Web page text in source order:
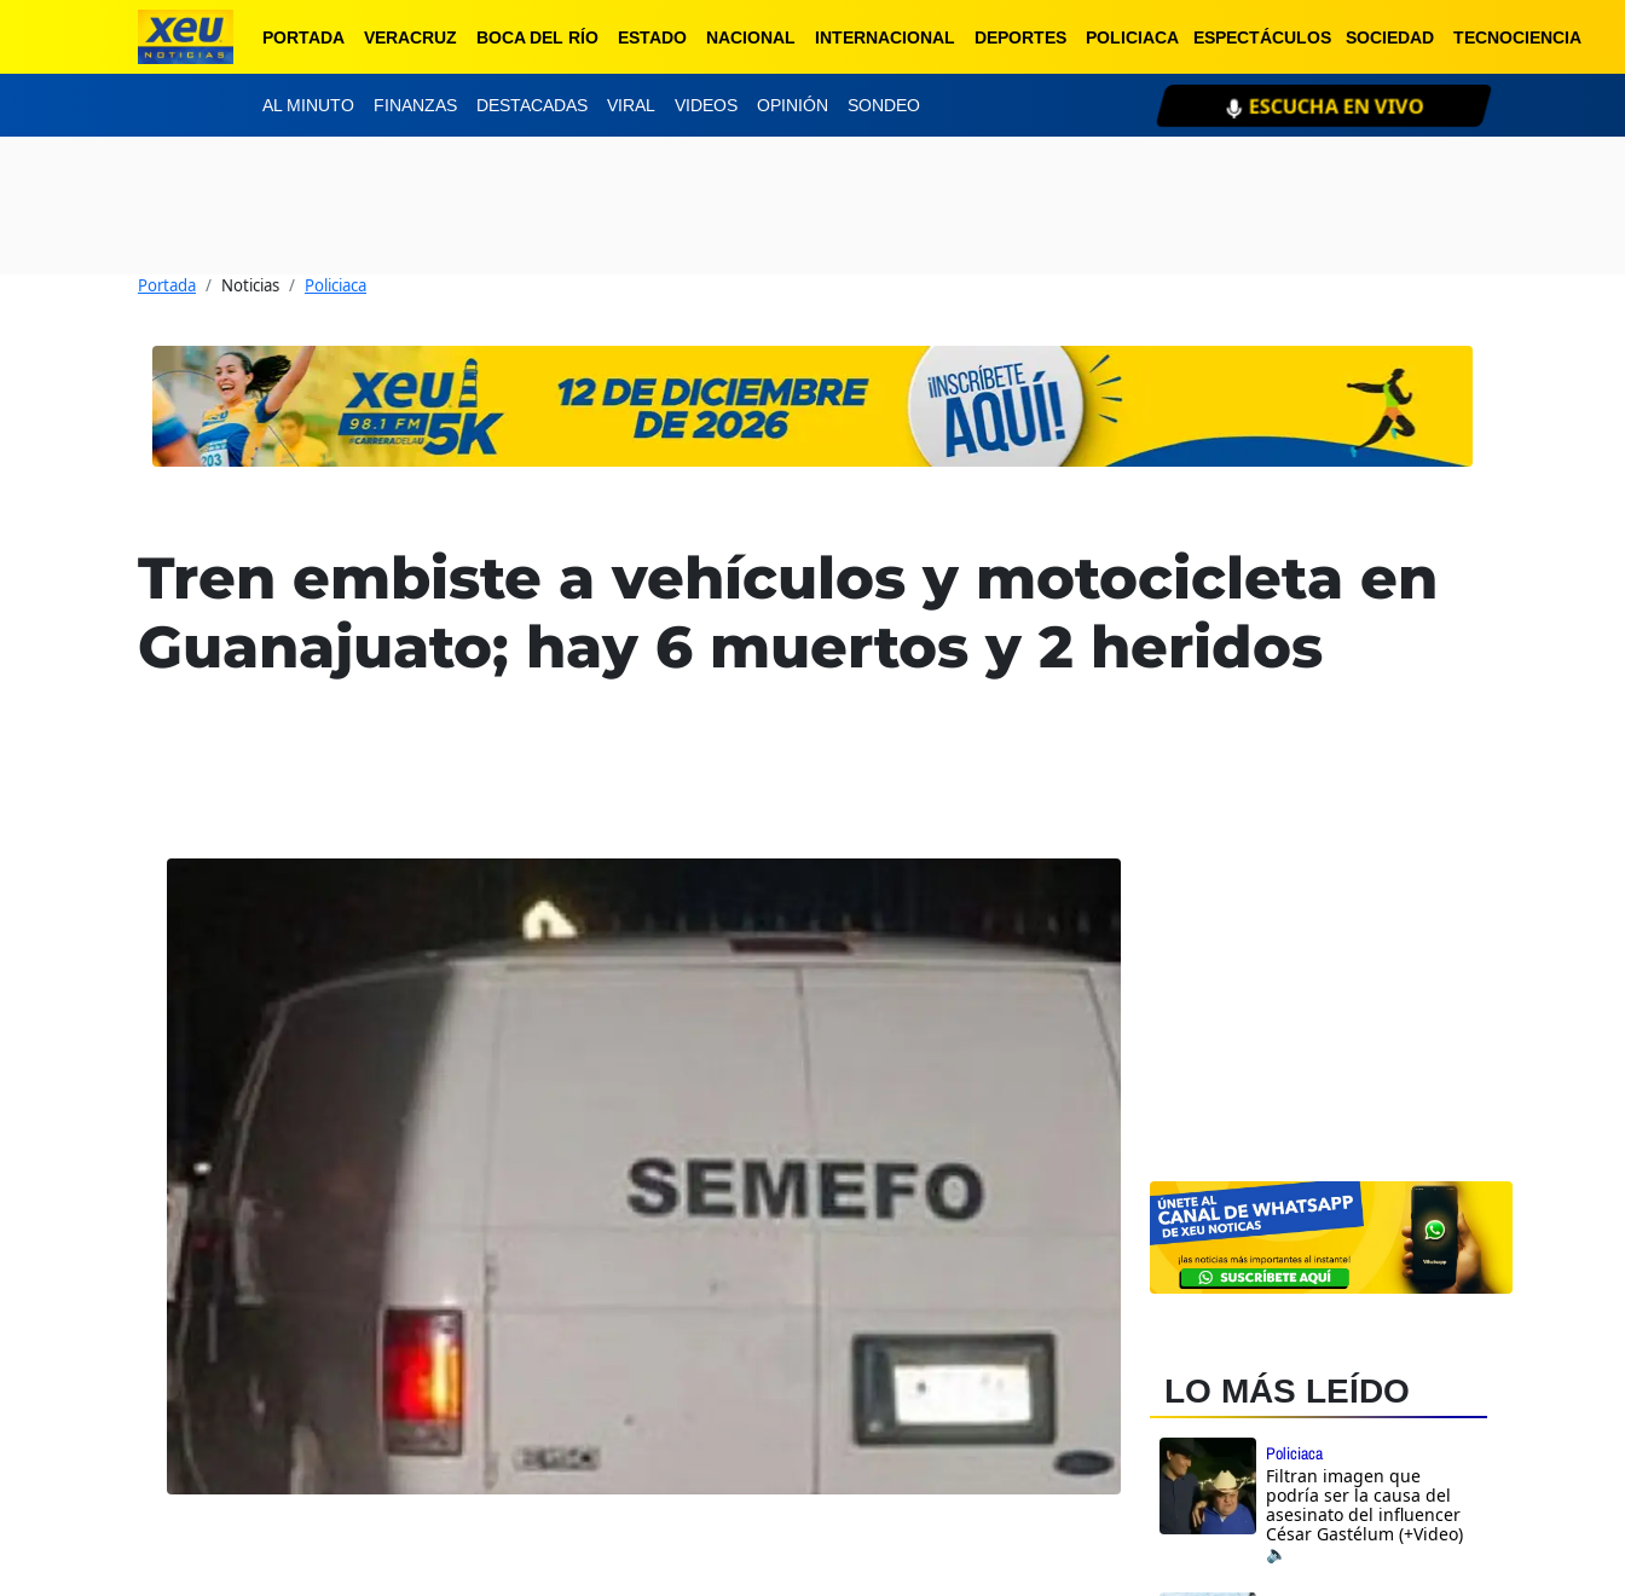
PORTADA VERACRUZ BOCA DEL RÍO ESTADO NACIONAL INTERNACIONAL DEPORTES POLICIACA ESPECTÁCULOS SOCIEDAD TECNOCIENCIA
AL MINUTO FINANZAS DESTACADAS VIRAL VIDEOS OPINIÓN SONDEO ESCUCHA EN VIVO
Portada Noticias Policiaca
Tren embiste a vehículos y motocicleta en
Guanajuato; hay 6 muertos y 2 heridos
LO MÁS LEÍDO
Policiaca
Filtran imagen que
podría ser la causa del
asesinato del influencer
César Gastélum (+Video)
🔈